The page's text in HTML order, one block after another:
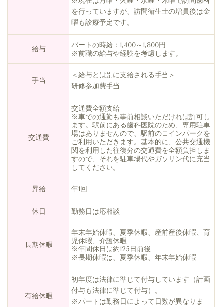
を行っていますが、訪問衛生士の増員後は金
曜も診療予定です。
給与
パートの時給：1,400～1,800円
※前職の給与や経験を考慮します。
手当
＜給与とは別に支給される手当＞
研修参加費手当
交通費
交通費全額支給
※車での通勤も事前相談いただければ許可し
ます。駅前にある歯科医院のため、専用駐車
場はありませんので、駅前のコインパークを
ご利用いただきます。基本的に、公共交通機
関を利用した往復分の交通費を全額負担しま
すので、それを駐車場代やガソリン代に充当
してください。
昇給 年1回
休日 勤務日は応相談
長期休暇
年末年始休暇、夏季休暇、産前産後休暇、育
児休暇、介護休暇
※年間休日は約125日前後
※長期休暇は、夏季休暇、年末年始休暇
有給休暇
初年度は法律に準じて付与しています（計画
付与も法律に準じて付与）。
※パートは勤務日によって日数が異なりま